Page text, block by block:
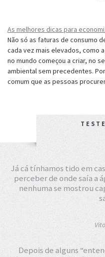
As melhores dicas para
Não só as faturas de consumo
cada vez mais elevados, como
no mundo começou a criar, no
ambiental sem precedentes.
comum que as pessoas
Já cá tínhamos tido em
perceber de onde saía a
nenhuma se mostrou
Depois de alguns